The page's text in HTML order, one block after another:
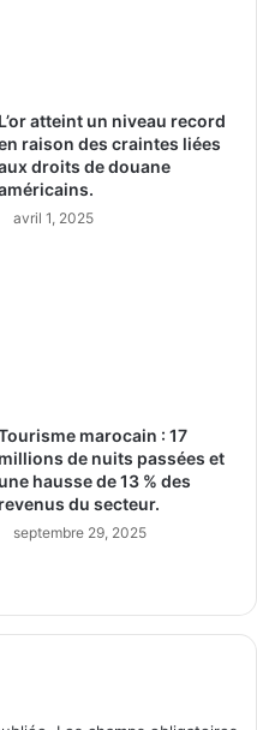
L’or atteint un niveau record
raison des craintes liées
droits de douane
avril 1, 2025
marocain : 17
millions de nuits passées et
une hausse de 13 % des
revenus du secteur.
septembre 29, 2025